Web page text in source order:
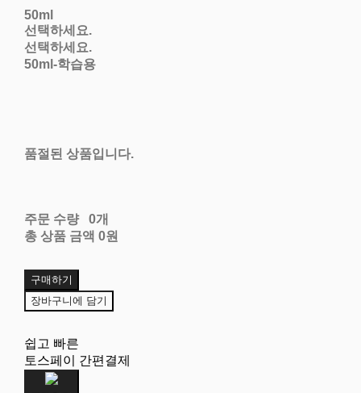
50ml
선택하세요.
선택하세요.
50ml-학습용
품절된 상품입니다.
주문 수량
0개
총 상품 금액 0원
구매하기
장바구니에 담기
쉽고 빠른
토스페이 간편결제